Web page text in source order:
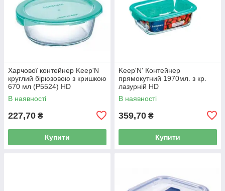
Харчової контейнер Keep'N
круглий бірюзовою з кришкою
670 мл (P5524) HD
В наявності
227,70 ₴
Купити
Keep'N' Контейнер
прямокутний 1970мл. з кр.
лазурній HD
В наявності
359,70 ₴
Купити